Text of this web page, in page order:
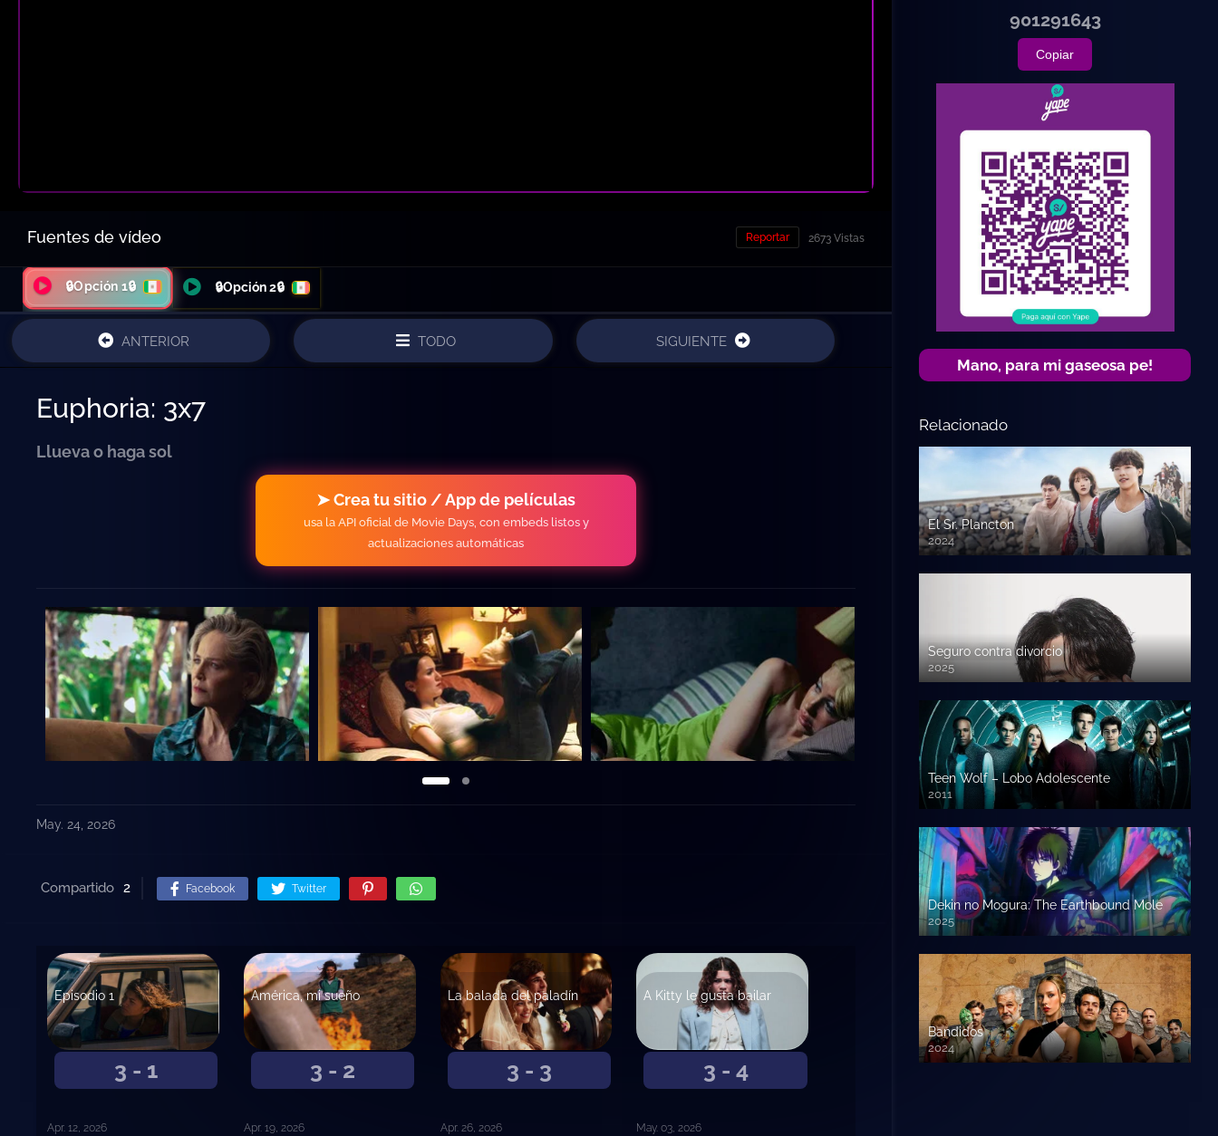
Fuentes de vídeo 2673 Vistas
Reportar
🔒Opción 1🔒 🔒Opción 2🔒
ANTERIOR TODO SIGUIENTE
Euphoria: 3x7
Llueva o haga sol
➤ Crea tu sitio / App de películas
usa la API oficial de Movie Days, con embeds listos y
actualizaciones automáticas
May. 24, 2026
Compartido 2 Facebook Twitter
3 - 1
Episodio 1
Apr. 12, 2026
3 - 2
América, mi sueño
Apr. 19, 2026
3 - 3
La balada del paladín
Apr. 26, 2026
3 - 4
A Kitty le gusta bailar
May. 03, 2026
901291643
Copiar
Mano, para mi gaseosa pe!
Relacionado
El Sr. Plancton
2024
Seguro contra divorcio
2025
Teen Wolf – Lobo Adolescente
2011
Dekin no Mogura: The Earthbound Mole
2025
Bandidos
2024